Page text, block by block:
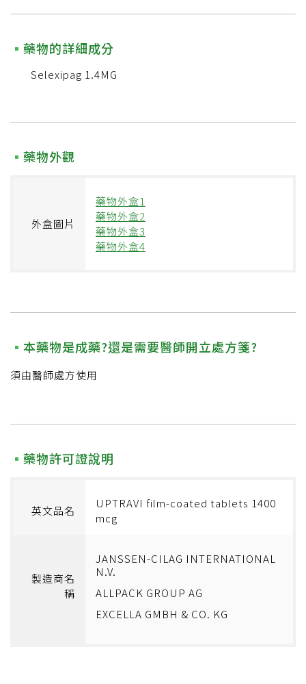
藥物的詳細成分
Selexipag 1.4MG
藥物外觀
外盒圖片
藥物外盒1
藥物外盒2
藥物外盒3
藥物外盒4
本藥物是成藥?還是需要醫師開立處方箋?
須由醫師處方使用
藥物許可證說明
英文品名
UPTRAVI film-coated tablets 1400
mcg
製造商名
稱
JANSSEN-CILAG INTERNATIONAL
N.V.
ALLPACK GROUP AG
EXCELLA GMBH & CO. KG